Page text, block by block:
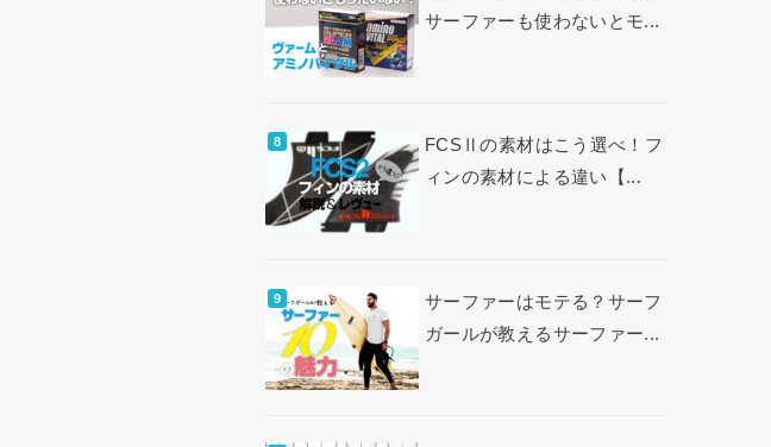
サーファーも使わないとモ...
FCSⅡの素材はこう選べ！フ
ィンの素材による違い【...
サーファーはモテる？サーフ
ガールが教えるサーファー...